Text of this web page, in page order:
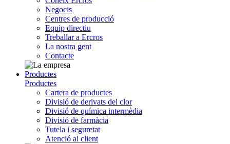
Negocis
Centres de producció
Equip directiu
Treballar a Ercros
La nostra gent
Contacte
Productes
Productes
Cartera de productes
Divisió de derivats del clor
Divisió de química intermèdia
Divisió de farmàcia
Tutela i seguretat
Atenció al client